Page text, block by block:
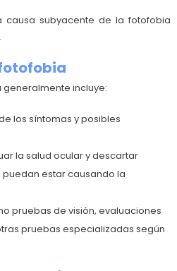
causa subyacente de la fotofobia
incluye:
los síntomas y posibles
la salud ocular y descartar
estar causando la
pruebas de visión, evaluaciones
pruebas especializadas según